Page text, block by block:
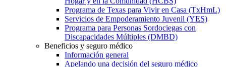
Programa de Texas para Vivir en Casa (TxHmL)
Servicios de Empoderamiento Juvenil (YES)
Programa para Personas Sordociegas con
Discapacidades Múltiples (DMBD)
Beneficios y seguro médico
Información general
Apelando una decisión del seguro médico